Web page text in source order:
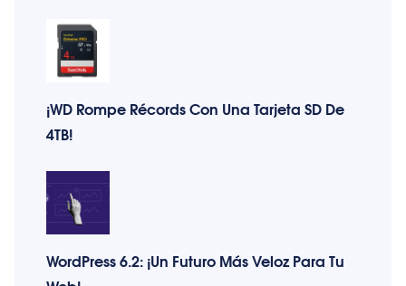
¡WD Rompe Récords Con Una Tarjeta SD De
4TB!
WordPress 6.2: ¡Un Futuro Más Veloz Para Tu